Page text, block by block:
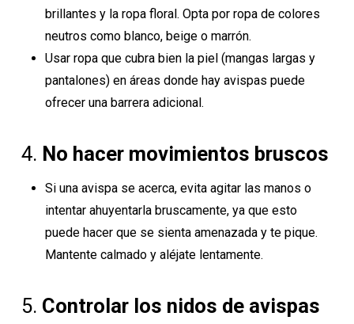
brillantes y la ropa floral. Opta por ropa de colores
neutros como blanco, beige o marrón.
Usar ropa que cubra bien la piel (mangas largas y
pantalones) en áreas donde hay avispas puede
ofrecer una barrera adicional.
4. No hacer movimientos bruscos
Si una avispa se acerca, evita agitar las manos o
intentar ahuyentarla bruscamente, ya que esto
puede hacer que se sienta amenazada y te pique.
Mantente calmado y aléjate lentamente.
5. Controlar los nidos de avispas